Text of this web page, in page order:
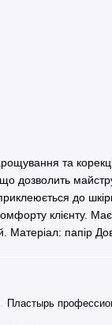
та
що дозволить
до
клієнту.
Матеріал: папір
Пластырь